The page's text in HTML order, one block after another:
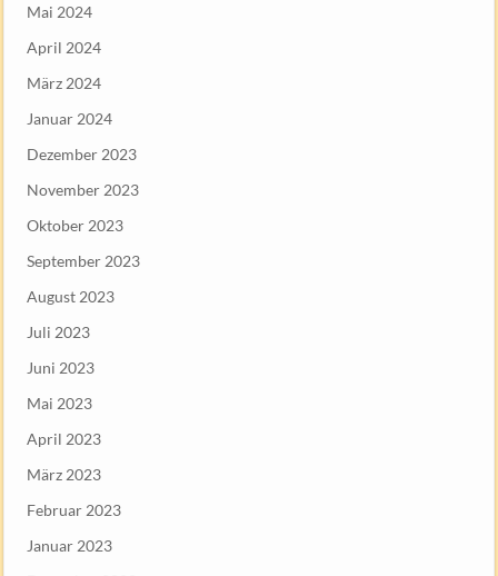
Mai 2024
April 2024
März 2024
Januar 2024
Dezember 2023
November 2023
Oktober 2023
September 2023
August 2023
Juli 2023
Juni 2023
Mai 2023
April 2023
März 2023
Februar 2023
Januar 2023